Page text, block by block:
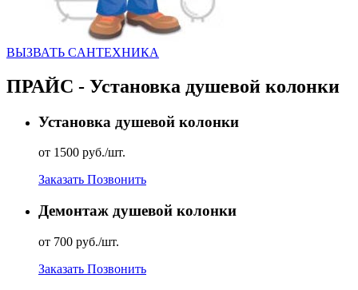
ВЫЗВАТЬ CАНТЕХНИКА
ПРАЙС - Установка душевой колонки
Установка душевой колонки
от 1500 руб./шт.
Заказать Позвонить
Демонтаж душевой колонки
от 700 руб./шт.
Заказать Позвонить